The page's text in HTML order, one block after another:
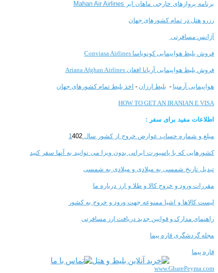
برنامه پروازهای خارجی ماهان ایر Mahan Air Airlines
رزرو هتل در تمام کشورهای جهان
آژانس مسافرتی
فروش بلیط هواپیمایی کونویاسا Conviasa Airlines
فروش بلیط هواپیمایی آریانا افغان Ariana Afghan Airlines
هواپیمایی آرمنیا - بلیط ارزان - اخذ بلیط تمام کشورهای جهان
HOW TO GET AN IRANIAN E VISA
اطلاعات مفید برای سفر :
مبلغ و شماره حساب عوارض خروج از کشور سال 1 402
کشورهایی که با پاسپورت ایرانی بدون ویزا می توانید به آنها سفر کنید
تبدیل تاریخ شمسی به میلادی و میلادی به شمسی
مقررات ورود و خروج کالا و طلا و ارز درباره ما
لیست کالاها و اشیا ممنوعه جهت ورود و خروج به کشور
راهنمای مدارک و قوانین جدید دریافت ارز مسافرتی
مجله گردشگری قاره پیما
قاره پیما
www.GharePeyma.com